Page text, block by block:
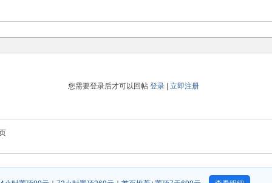
您需要登录后才可以回帖 登录| 立即注册